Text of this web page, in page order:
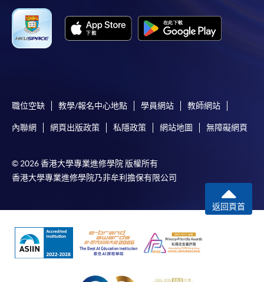
請一經批准，學員須繳付港幣120元手續費。
學院對郵遞失誤而遺失的支票或本票、付款收據或個
人資料，概不負責。
港大學專業進修學院」。
職位空缺 教學/報名中心地點 學員網站 教師網站
內聯網 網頁出版政策 私隱政策 網站地圖 無障礙網頁
© 2026 香港大學專業進修學院 版權所有
香港大學專業進修學院乃非牟利擔保有限公司
返回頁首